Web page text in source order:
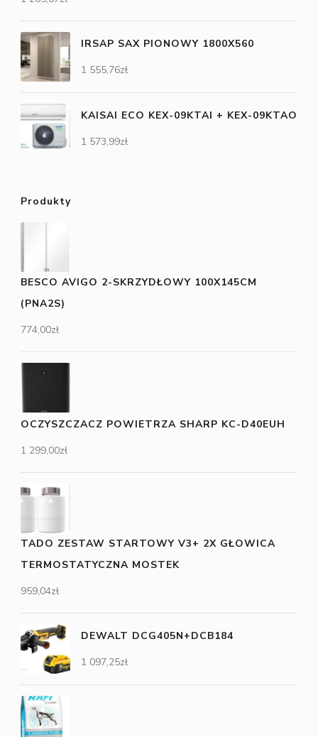
IRSAP SAX PIONOWY 1800X560
1 555,76zł
KAISAI ECO KEX-09KTAI + KEX-09KTAO
1 573,99zł
Produkty
BESCO AVIGO 2-SKRZYDŁOWY 100X145CM
(PNA2S)
774,00zł
OCZYSZCZACZ POWIETRZA SHARP KC-D40EUH
1 299,00zł
TADO ZESTAW STARTOWY V3+ 2X GŁOWICA
TERMOSTATYCZNA MOSTEK
959,04zł
DEWALT DCG405N+DCB184
1 097,25zł